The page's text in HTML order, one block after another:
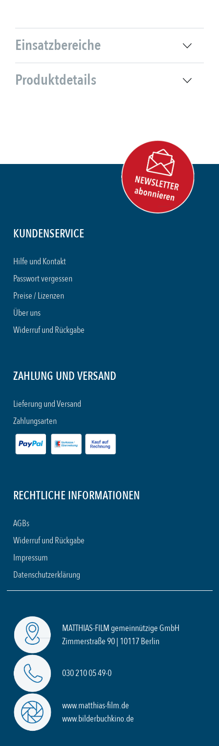
Einsatzbereiche
Produktdetails
KUNDENSERVICE
Hilfe und Kontakt
Passwort vergessen
Preise / Lizenzen
Über uns
Widerruf und Rückgabe
ZAHLUNG UND VERSAND
Lieferung und Versand
Zahlungsarten
RECHTLICHE INFORMATIONEN
AGBs
Widerruf und Rückgabe
Impressum
Datenschutzerklärung
MATTHIAS-FILM gemeinnützige GmbH
Zimmerstraße 90 | 10117 Berlin
030 210 05 49-0
www.matthias-film.de
www.bilderbuchkino.de